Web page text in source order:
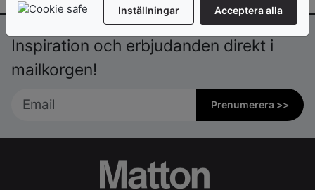
Inspiration och erbjudanden direkt i
mailkorgen!
Prenumerera >>
Inställningar Acceptera alla